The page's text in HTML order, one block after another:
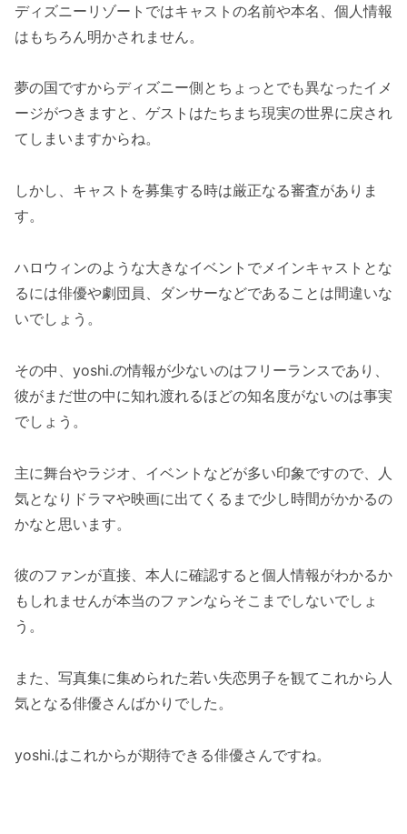
ディズニーリゾートではキャストの名前や本名、個人情報
はもちろん明かされません。
夢の国ですからディズニー側とちょっとでも異なったイメ
ージがつきますと、ゲストはたちまち現実の世界に戻され
てしまいますからね。
しかし、キャストを募集する時は厳正なる審査がありま
す。
ハロウィンのような大きなイベントでメインキャストとな
るには俳優や劇団員、ダンサーなどであることは間違いな
いでしょう。
その中、yoshi.の情報が少ないのはフリーランスであり、
彼がまだ世の中に知れ渡れるほどの知名度がないのは事実
でしょう。
主に舞台やラジオ、イベントなどが多い印象ですので、人
気となりドラマや映画に出てくるまで少し時間がかかるの
かなと思います。
彼のファンが直接、本人に確認すると個人情報がわかるか
もしれませんが本当のファンならそこまでしないでしょ
う。
また、写真集に集められた若い失恋男子を観てこれから人
気となる俳優さんばかりでした。
yoshi.はこれからが期待できる俳優さんですね。